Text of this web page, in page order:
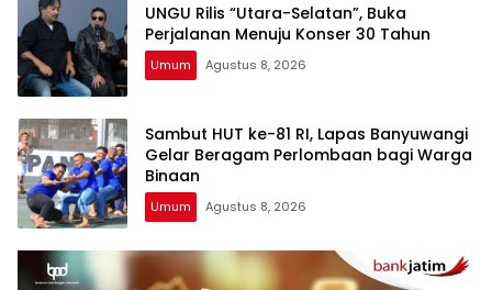
UNGU Rilis “Utara-Selatan”, Buka
Perjalanan Menuju Konser 30 Tahun
Umum Agustus 8, 2026
Sambut HUT ke-81 RI, Lapas Banyuwangi
Gelar Beragam Perlombaan bagi Warga
Binaan
Umum Agustus 8, 2026